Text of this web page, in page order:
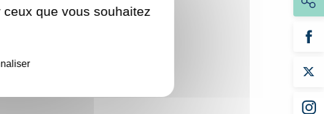
que vous souhaitez